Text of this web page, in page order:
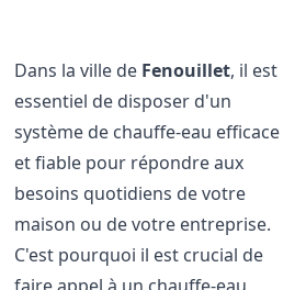
Dans la ville de Fenouillet, il est
essentiel de disposer d'un
système de chauffe-eau efficace
et fiable pour répondre aux
besoins quotidiens de votre
maison ou de votre entreprise.
C'est pourquoi il est crucial de